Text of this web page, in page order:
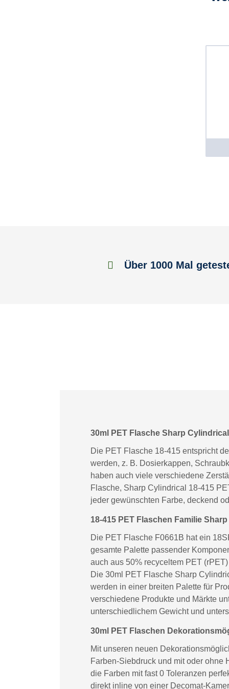
Über 1000 Mal
30ml PET Flasche Sharp Cylindrical
Die PET Flasche 18-415 entspricht
werden, z. B. Dosierkappen,
haben auch viele verschiedene
Flasche, Sharp Cylindrical 18-415
jeder gewünschten Farbe, deckend
18-415 PET Flaschen Familie
Die PET Flasche F0661B hat ein
gesamte Palette passender
auch aus 50% recyceltem PET
Die 30ml PET Flasche Sharp
werden in einer breiten Palette für
verschiedene Produkte und Märkte
unterschiedlichem Gewicht und
30ml PET Flaschen
Mit unseren neuen
Farben-Siebdruck und mit oder
die Farben mit fast 0 Toleranzen
direkt inline von einer Decomat-